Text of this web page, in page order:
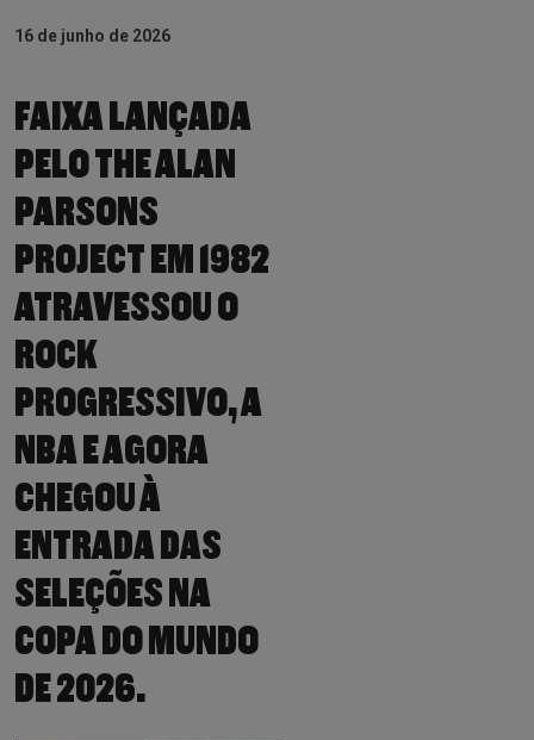
16 de junho de 2026
FAIXA LANÇADA
PELO THE ALAN
PARSONS
PROJECT EM 1982
ATRAVESSOU O
ROCK
PROGRESSIVO, A
NBA E AGORA
CHEGOU À
ENTRADA DAS
SELEÇÕES NA
COPA DO MUNDO
DE 2026.